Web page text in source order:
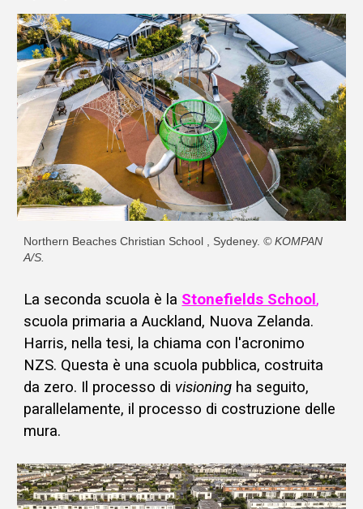
Northern Beaches Christian School , Sydeney.© KOMPAN
A/S.
La seconda scuola è la Stonefields School,
scuola primaria a Auckland, Nuova Zelanda.
Harris, nella tesi, la chiama con l'acronimo
NZS. Questa è una scuola pubblica, costruita
da zero. Il processo di visioning ha seguito,
parallelamente, il processo di costruzione delle
mura.